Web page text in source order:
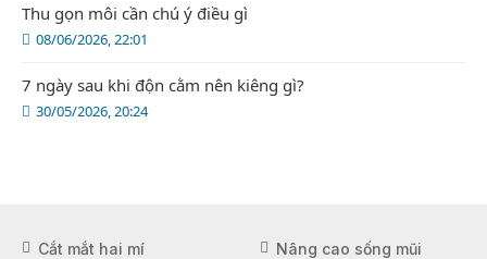
08/06/2026, 22:01
Thu gọn môi cần chú ý điều gì
30/05/2026, 20:24
7 ngày sau khi độn cằm nên kiêng gì?
Cắt mắt hai mí Nâng cao sống mũi